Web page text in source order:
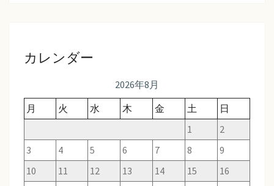
カレンダー
2026年8月
月
火 水 木 金 土
日
1
2
3
4 5 6 7 8
9
10
11 12 13 14 15
16